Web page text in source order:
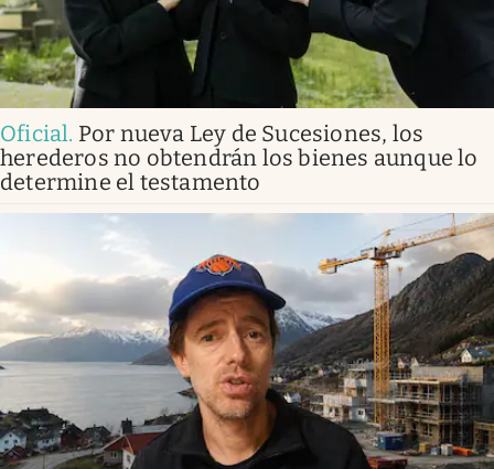
Oficial. Por nueva Ley de Sucesiones, los
herederos no obtendrán los bienes aunque lo
determine el testamento